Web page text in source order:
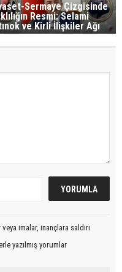
Sermaye Çizgisinde
Resmi: Selami
ve Kirli İlişkiler Ağı
imalar, inançlara saldırı
yazılmış yorumlar